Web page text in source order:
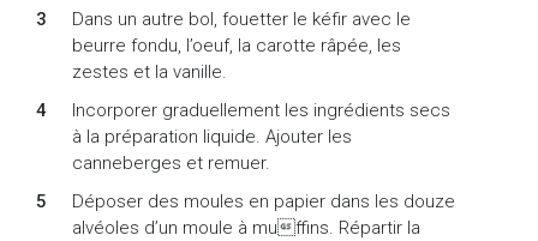
Dans un autre bol, fouetter le kéfir avec le
beurre fondu, l’oeuf, la carotte râpée, les
zestes et la vanille.
Incorporer graduellement les ingrédients secs
à la préparation liquide. Ajouter les
canneberges et remuer.
Déposer des moules en papier dans les douze
alvéoles d’un moule à muffins. Répartir la